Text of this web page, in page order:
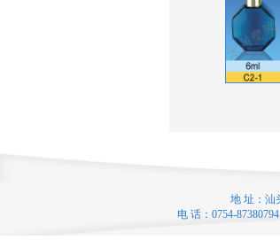
地 址：汕
电 话：0754-